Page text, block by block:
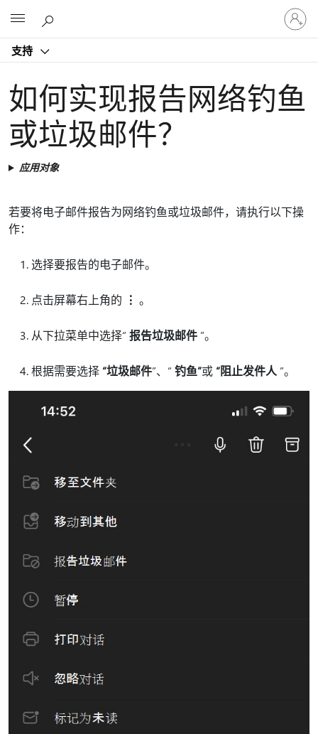
支持
请
登
录
帐
户
如何实现报告网络钓鱼
或垃圾邮件？
应用对象
若要将电子邮件报告为网络钓鱼或垃圾邮件，请执行以下操
作：
选择要报告的电子邮件。
点击屏幕右上角的 ⋮ 。
从下拉菜单中选择“ 报告垃圾邮件 ”。
根据需要选择“垃圾邮件”、“ 钓鱼”或“阻止发件人 ”。